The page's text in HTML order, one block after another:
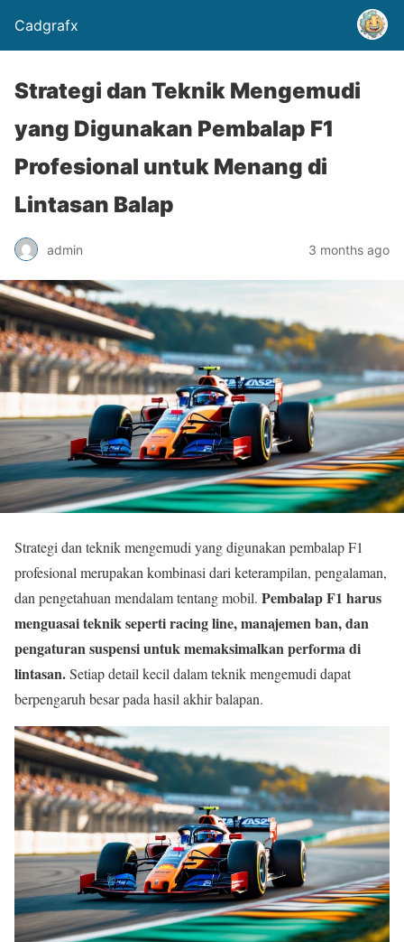
Cadgrafx
Strategi dan Teknik Mengemudi
yang Digunakan Pembalap F1
Profesional untuk Menang di
Lintasan Balap
admin 3 months ago
Strategi dan teknik mengemudi yang digunakan pembalap F1
profesional merupakan kombinasi dari keterampilan, pengalaman,
dan pengetahuan mendalam tentang mobil. Pembalap F1 harus
menguasai teknik seperti racing line, manajemen ban, dan
pengaturan suspensi untuk memaksimalkan performa di
lintasan.Setiap detail kecil dalam teknik mengemudi dapat
berpengaruh besar pada hasil akhir balapan.